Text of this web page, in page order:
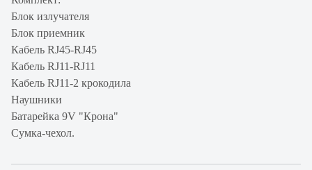
Блок излучателя
Блок приемник
Кабель RJ45-RJ45
Кабель RJ11-RJ11
Кабель RJ11-2 крокодила
Наушники
Батарейка 9V "Крона"
Сумка-чехол.